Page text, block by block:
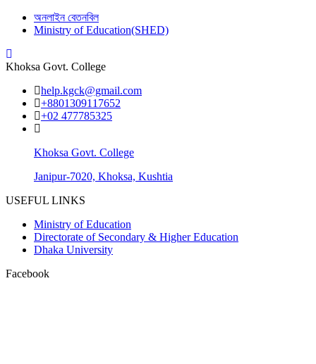
অনলাইন বেতনবিল
Ministry of Education(SHED)
Khoksa Govt. College
help.kgck@gmail.com
+8801309117652
+02 477785325
Khoksa Govt. College
Janipur-7020, Khoksa, Kushtia
USEFUL LINKS
Ministry of Education
Directorate of Secondary & Higher Education
Dhaka University
Facebook